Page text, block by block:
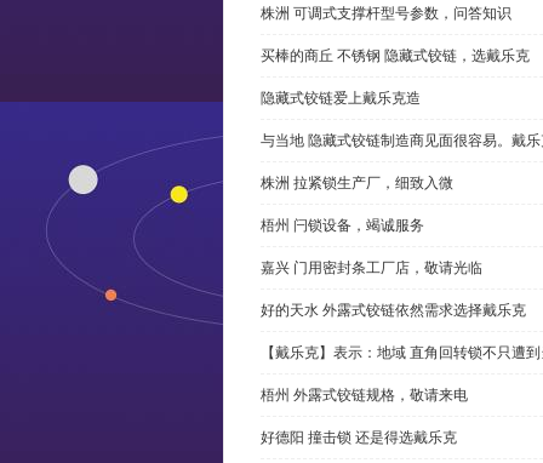
株洲 可调式支撑杆型号参数，问答知识
买棒的商丘 不锈钢 隐藏式铰链，选戴乐克
隐藏式铰链爱上戴乐克造
与当地 隐藏式铰链制造商见面很容易。戴
株洲 拉紧锁生产厂，细致入微
梧州 闩锁设备，竭诚服务
嘉兴 门用密封条工厂店，敬请光临
好的天水 外露式铰链依然需求选择戴乐克
【戴乐克】表示：地域 直角回转锁不只遭
梧州 外露式铰链规格，敬请来电
好德阳 撞击锁 还是得选戴乐克